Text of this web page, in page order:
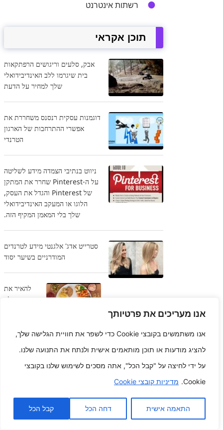
אנו מעריכים את פרטיותך
אנו משתמשים בקובצי Cookie כדי לשפר את חוויית הגלישה שלך,
להציג מודעות או תוכן מותאמים אישית ולנתח את התנועה שלנו.
על ידי לחיצה על "קבל הכל", אתה מסכים לשימוש שלנו בקובצי
Cookie. מדיניות קובצי Cookie
התאמה אישית דחה הכל קבל הכל
רשתות אינטרנט
תוכן אקראי
אבק, סלעים וריגושים הרפתקאות
בית שיגרמו ללב האינדיבידואלי
שלך למחיר על הדעת
דוגמנות עסקית רנסנס משחררת את
אפשרי ההתרחבות של הארגון
הטרנדי
ניווט בנתיבי הצמדה מידע לשליטה
על ה-Pinterest שחרר את המתקן
של Pinterest והגדל את העסק,
הלוגו או המעקב האינדיבידואלי
שלך בלי המאמן המקיף הזה.
סטרייט אדג' אלגנטי מידע לטרנדים
המודרניים בשיער יסוד
להאיר את
חייך ולא
עשירים
חדשנות וחצץ מהחזית